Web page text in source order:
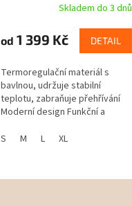
Skladem do 3 dnů
od 1 399 Kč DETAIL
Termoregulační materiál s
bavlnou, udržuje stabilní
teplotu, zabraňuje přehřívání
Moderní design Funkční a
krytkou proti poškrábání krku
S M L XL